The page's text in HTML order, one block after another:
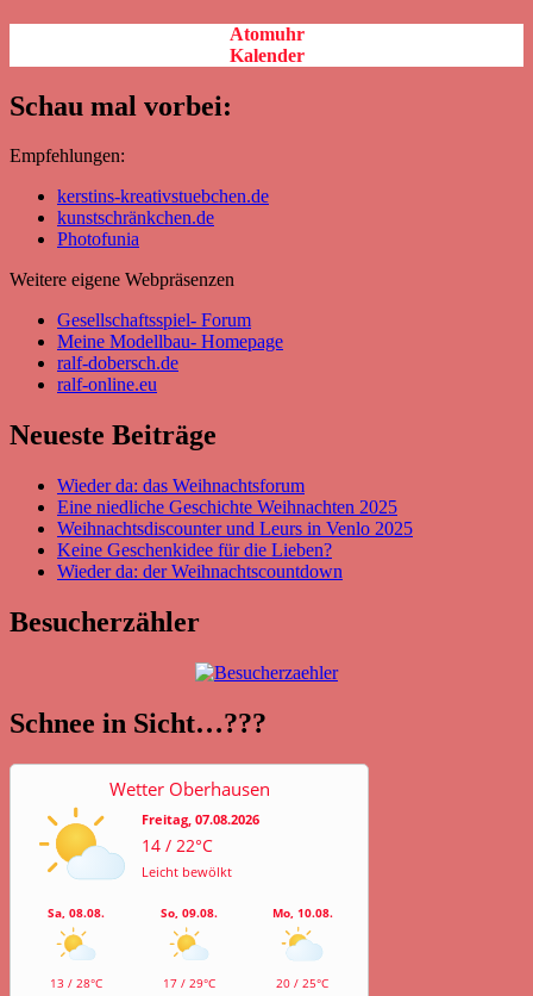
Atomuhr
Kalender
Schau mal vorbei:
Empfehlungen:
kerstins-kreativstuebchen.de
kunstschränkchen.de
Photofunia
Weitere eigene Webpräsenzen
Gesellschaftsspiel- Forum
Meine Modellbau- Homepage
ralf-dobersch.de
ralf-online.eu
Neueste Beiträge
Wieder da: das Weihnachtsforum
Eine niedliche Geschichte Weihnachten 2025
Weihnachtsdiscounter und Leurs in Venlo 2025
Keine Geschenkidee für die Lieben?
Wieder da: der Weihnachtscountdown
Besucherzähler
Schnee in Sicht…???
Wetter Oberhausen
Freitag, 07.08.2026
14 / 22°C
Leicht bewölkt
Sa, 08.08.
13 / 28°C
So, 09.08.
17 / 29°C
Mo, 10.08.
20 / 25°C